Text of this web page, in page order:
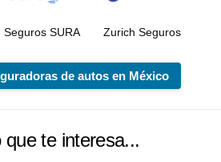
Seguros SURA Zurich Seguros
de autos en México
que te interesa...